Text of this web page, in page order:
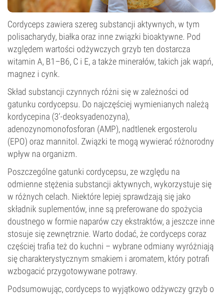
Cordyceps zawiera szereg substancji aktywnych, w tym
polisacharydy, białka oraz inne związki bioaktywne. Pod
względem wartości odżywczych grzyb ten dostarcza
witamin A, B1–B6, C i E, a także minerałów, takich jak wapń,
magnez i cynk.
Skład substancji czynnych różni się w zależności od
gatunku cordycepsu. Do najczęściej wymienianych należą
kordycepina (3’-deoksyadenozyna),
adenozynomonofosforan (AMP), nadtlenek ergosterolu
(EPO) oraz mannitol. Związki te mogą wywierać różnorodny
wpływ na organizm.
Poszczególne gatunki cordycepsu, ze względu na
odmienne stężenia substancji aktywnych, wykorzystuje się
w różnych celach. Niektóre lepiej sprawdzają się jako
składnik suplementów, inne są preferowane do spożycia
doustnego w formie naparów czy ekstraktów, a jeszcze inne
stosuje się zewnętrznie. Warto dodać, że cordyceps coraz
częściej trafia też do kuchni – wybrane odmiany wyróżniają
się charakterystycznym smakiem i aromatem, który potrafi
wzbogacić przygotowywane potrawy.
Podsumowując, cordyceps to wyjątkowo odżywczy grzyb o